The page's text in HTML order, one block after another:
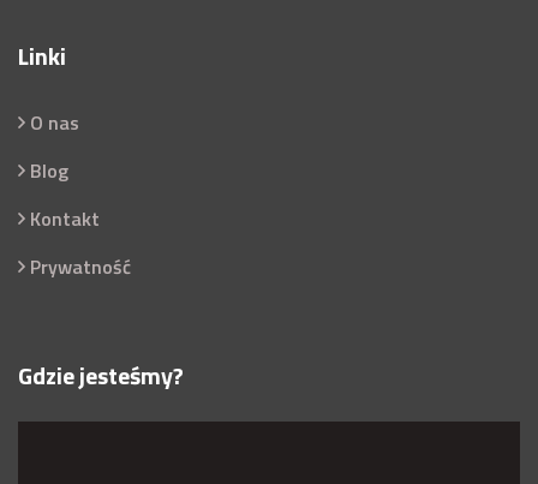
Linki
O nas
Blog
Kontakt
Prywatność
Gdzie jesteśmy?